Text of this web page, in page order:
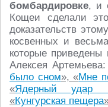
бомбардировке, и
Кощеи сделали
доказательств
косвенных и
которые приведены
Алексея
было сном», «Мне
«Ядерный удар
«Кунгурская пещера